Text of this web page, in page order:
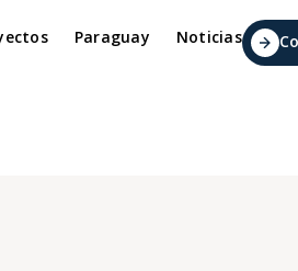
Paraguay Noticias